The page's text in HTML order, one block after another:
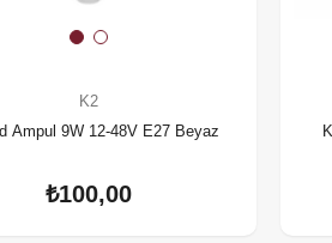
K2
Ampul 9W 12-48V E27 Beyaz
₺100,00